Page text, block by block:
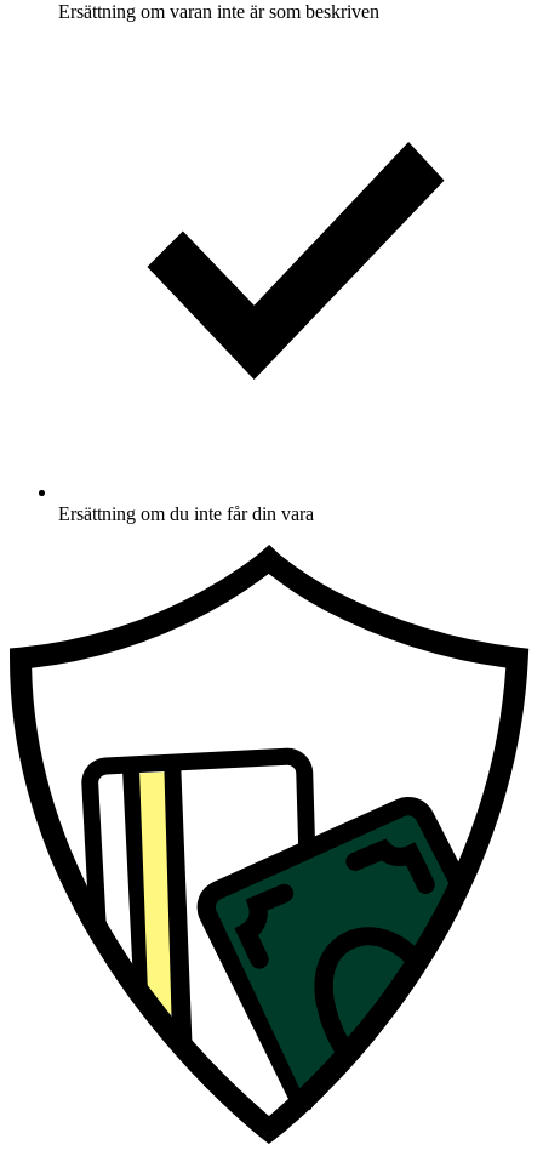
Ersättning om varan inte är som beskriven
Ersättning om du inte får din vara